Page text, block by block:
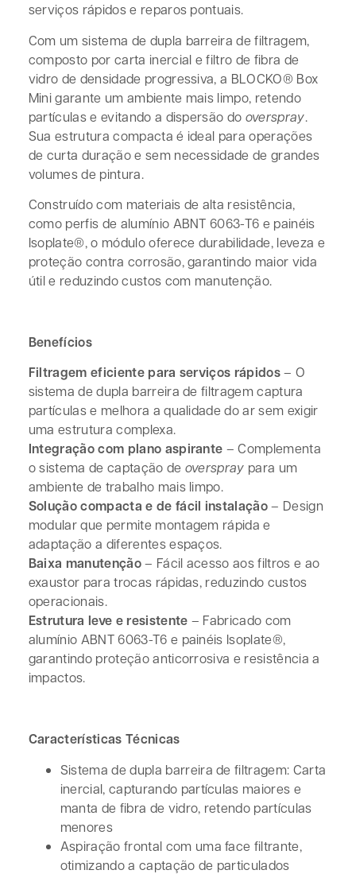
serviços rápidos e reparos pontuais.
Com um sistema de dupla barreira de filtragem,
composto por carta inercial e filtro de fibra de
vidro de densidade progressiva, a BLOCKO® Box
Mini garante um ambiente mais limpo, retendo
partículas e evitando a dispersão do overspray.
Sua estrutura compacta é ideal para operações
de curta duração e sem necessidade de grandes
volumes de pintura.
Construído com materiais de alta resistência,
como perfis de alumínio ABNT 6063-T6 e painéis
Isoplate®, o módulo oferece durabilidade, leveza e
proteção contra corrosão, garantindo maior vida
útil e reduzindo custos com manutenção.
Benefícios
Filtragem eficiente para serviços rápidos– O
sistema de dupla barreira de filtragem captura
partículas e melhora a qualidade do ar sem exigir
uma estrutura complexa.
Integração com plano aspirante – Complementa
o sistema de captação de overspray para um
ambiente de trabalho mais limpo.
Solução compacta e de fácil instalação– Design
modular que permite montagem rápida e
adaptação a diferentes espaços.
Baixa manutenção– Fácil acesso aos filtros e ao
exaustor para trocas rápidas, reduzindo custos
operacionais.
Estrutura leve e resistente – Fabricado com
alumínio ABNT 6063-T6 e painéis Isoplate®,
garantindo proteção anticorrosiva e resistência a
impactos.
Características Técnicas
Sistema de dupla barreira de filtragem: Carta
inercial, capturando partículas maiores e
manta de fibra de vidro, retendo partículas
menores
Aspiração frontal com uma face filtrante,
otimizando a captação de particulados